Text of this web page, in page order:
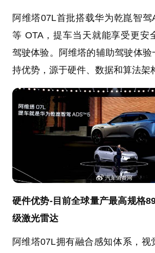
阿维塔07L首批搭载华为乾崑智
等 OTA，提车当天就能享受更安
驾驶体验。阿维塔的辅助驾驶体验
持优势，源于硬件、数据和算法架
硬件优势-目前全球量产最高规格
级激光雷达
阿维塔07L拥有融合感知体系，视